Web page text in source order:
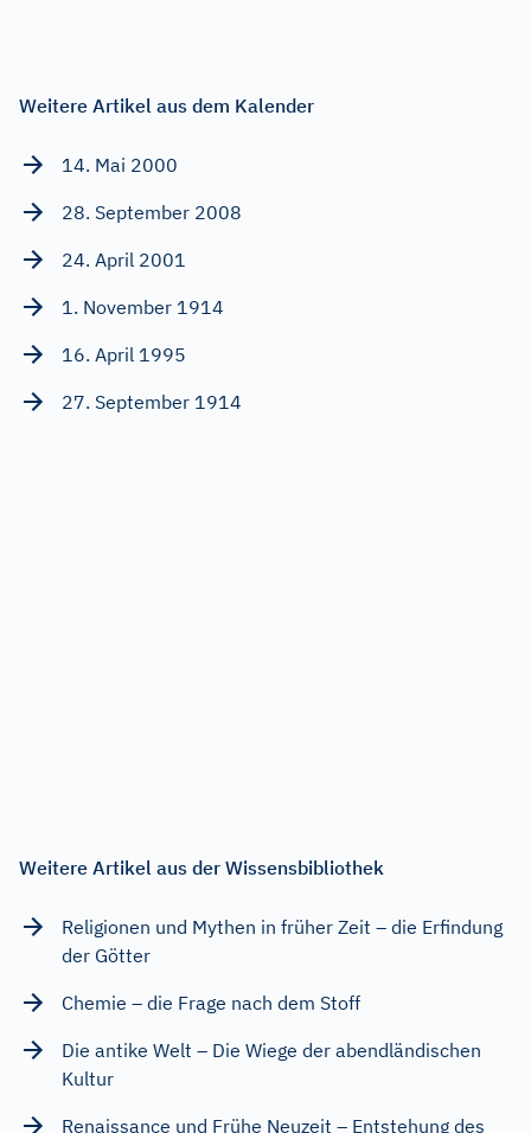
Weitere Artikel aus dem Kalender
14. Mai 2000
28. September 2008
24. April 2001
1. November 1914
16. April 1995
27. September 1914
Weitere Artikel aus der Wissensbibliothek
Religionen und Mythen in früher Zeit – die Erfindung
der Götter
Chemie – die Frage nach dem Stoff
Die antike Welt – Die Wiege der abendländischen
Kultur
Renaissance und Frühe Neuzeit – Entstehung des